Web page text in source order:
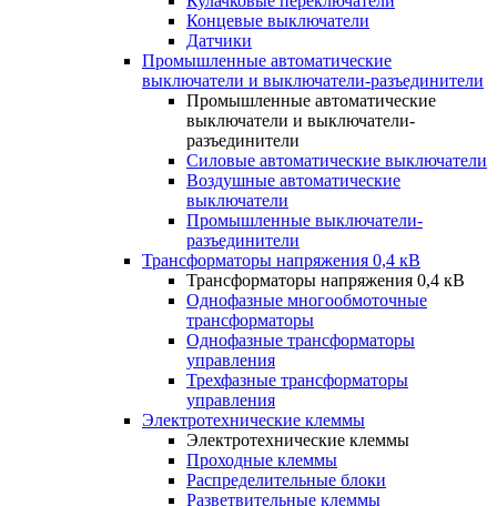
Концевые выключатели
Датчики
Промышленные автоматические
выключатели и выключатели-разъединители
Промышленные автоматические
выключатели и выключатели-
разъединители
Силовые автоматические выключатели
Воздушные автоматические
выключатели
Промышленные выключатели-
разъединители
Трансформаторы напряжения 0,4 кВ
Трансформаторы напряжения 0,4 кВ
Однофазные многообмоточные
трансформаторы
Однофазные трансформаторы
управления
Трехфазные трансформаторы
управления
Электротехнические клеммы
Электротехнические клеммы
Проходные клеммы
Распределительные блоки
Разветвительные клеммы